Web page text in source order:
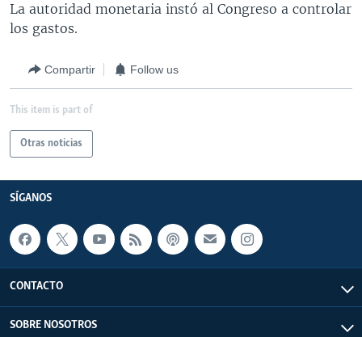
La autoridad monetaria instó al Congreso a controlar
los gastos.
Compartir Follow us
This item is part of
Otras noticias
SÍGANOS
CONTACTO
SOBRE NOSOTROS